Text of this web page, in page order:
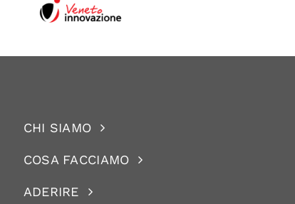
CHI SIAMO
COSA FACCIAMO
ADERIRE